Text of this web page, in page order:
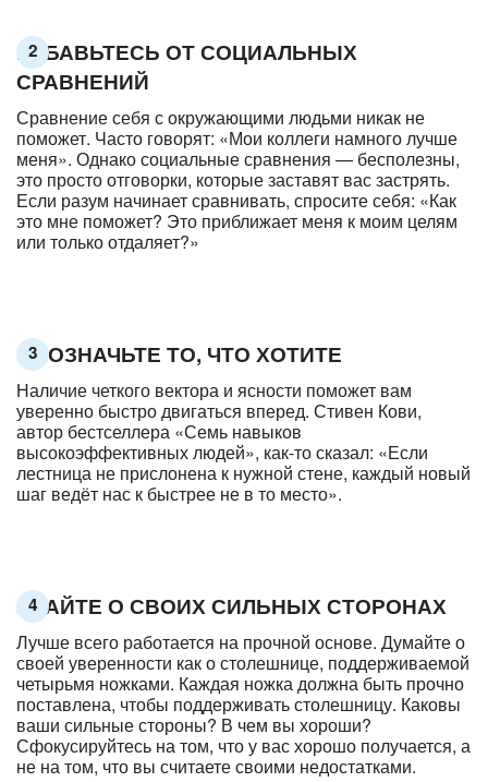
2
ИЗБАВЬТЕСЬ ОТ СОЦИАЛЬНЫХ
СРАВНЕНИЙ
Сравнение себя с окружающими людьми никак не
поможет. Часто говорят: «Мои коллеги намного лучше
меня». Однако социальные сравнения — бесполезны,
это просто отговорки, которые заставят вас застрять.
Если разум начинает сравнивать, спросите себя: «Как
это мне поможет? Это приближает меня к моим целям
или только отдаляет?»
3
ОБОЗНАЧЬТЕ ТО, ЧТО ХОТИТЕ
Наличие четкого вектора и ясности поможет вам
уверенно быстро двигаться вперед. Стивен Кови,
автор бестселлера «Семь навыков
высокоэффективных людей», как-то сказал: «Если
лестница не прислонена к нужной стене, каждый новый
шаг ведёт нас к быстрее не в то место».
4
ЗНАЙТЕ О СВОИХ СИЛЬНЫХ СТОРОНАХ
Лучше всего работается на прочной основе. Думайте о
своей уверенности как о столешнице, поддерживаемой
четырьмя ножками. Каждая ножка должна быть прочно
поставлена, чтобы поддерживать столешницу. Каковы
ваши сильные стороны? В чем вы хороши?
Сфокусируйтесь на том, что у вас хорошо получается, а
не на том, что вы считаете своими недостатками.